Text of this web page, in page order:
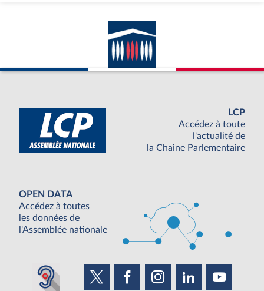
LCP
Accédez à toute
l'actualité de
la Chaine Parlementaire
OPEN DATA
Accédez à toutes
les données de
l'Assemblée nationale